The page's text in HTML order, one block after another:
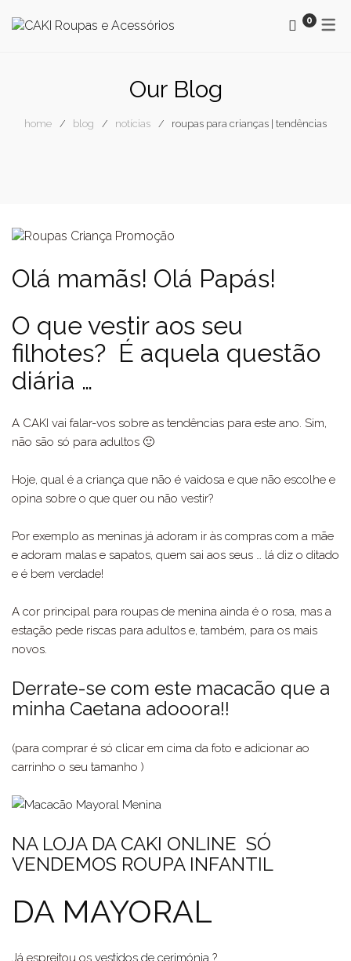
SURKANA
PRIMAVERA / VERÃO
NEWSLETTER
0
Our Blog
home blog notícias roupas para crianças | tendências
Olá mamãs! Olá Papás!
O que vestir aos seu
filhotes? É aquela questão
diária …
A CAKI vai falar-vos sobre as tendências para este ano. Sim,
não são só para adultos 🙂
Hoje, qual é a criança que não é vaidosa e que não escolhe e
opina sobre o que quer ou não vestir?
Por exemplo as meninas já adoram ir às compras com a mãe
e adoram malas e sapatos, quem sai aos seus … lá diz o ditado
e é bem verdade!
A cor principal para roupas de menina ainda é o rosa, mas a
estação pede riscas para adultos e, também, para os mais
novos.
Derrate-se com este macacão que a
minha Caetana adooora!!
(para comprar é só clicar em cima da foto e adicionar ao
carrinho o seu tamanho )
NA LOJA DA CAKI ONLINE SÓ
VENDEMOS ROUPA INFANTIL
DA MAYORAL
Já espreitou os vestidos de cerimónia ?